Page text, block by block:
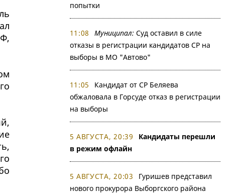
попытки
11:08 Муниципал: Суд оставил в силе
отказы в регистрации кандидатов СР на
выборы в МО "Автово"
11:05
Кандидат от СР Беляева
обжаловала в Горсуде отказ в регистрации
на выборы
5 АВГУСТА, 20:39
Кандидаты перешли
в режим офлайн
5 АВГУСТА, 20:03
Гуришев представил
нового прокурора Выборгского района